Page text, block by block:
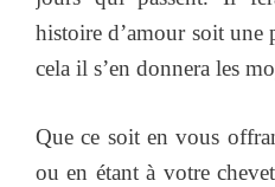
histoire d’amour soit une
cela il s’en donnera les
Que ce soit en vous
ou en étant à votre